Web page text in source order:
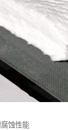
蚀性能